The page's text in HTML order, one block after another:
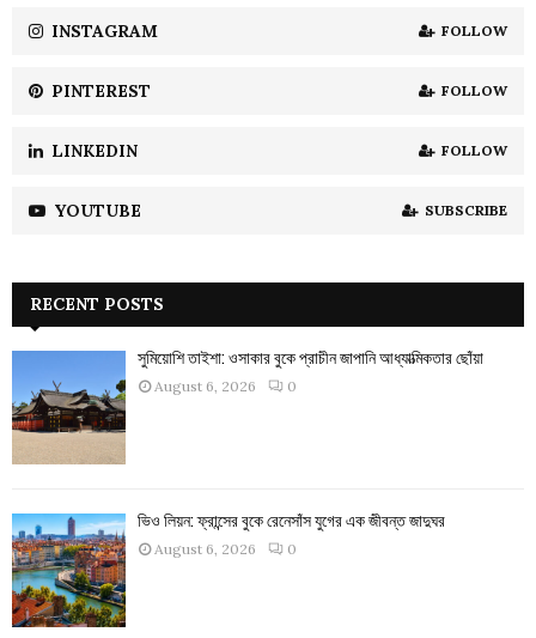
H
INSTAGRAM FOLLOW
PINTEREST FOLLOW
LINKEDIN FOLLOW
YOUTUBE SUBSCRIBE
RECENT POSTS
সুমিয়োশি তাইশা: ওসাকার বুকে প্রাচীন জাপানি আধ্যাত্মিকতার ছোঁয়া
August 6, 2026 0
ভিও লিয়ন: ফ্রান্সের বুকে রেনেসাঁস যুগের এক জীবন্ত জাদুঘর
August 6, 2026 0